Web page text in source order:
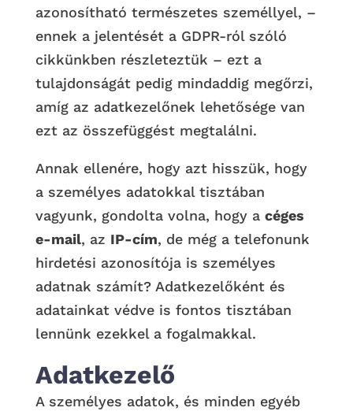
azonosítható természetes személlyel, –
ennek a jelentését a GDPR-ról szóló
cikkünkben részleteztük – ezt a
tulajdonságát pedig mindaddig megőrzi,
amíg az adatkezelőnek lehetősége van
ezt az összefüggést megtalálni.
Annak ellenére, hogy azt hisszük, hogy
a személyes adatokkal tisztában
vagyunk, gondolta volna, hogy a céges
e-mail, az IP-cím, de még a telefonunk
hirdetési azonosítója is személyes
adatnak számít? Adatkezelőként és
adatainkat védve is fontos tisztában
lennünk ezekkel a fogalmakkal.
Adatkezelő
A személyes adatok, és minden egyéb